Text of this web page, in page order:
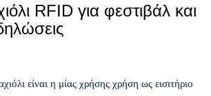
RFID για φεστιβάλ και
είναι η μίας χρήσης χρήση ως εισιτήριο